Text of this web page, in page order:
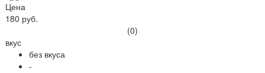
Цена
180 руб.
(0)
вкус
без вкуса
-